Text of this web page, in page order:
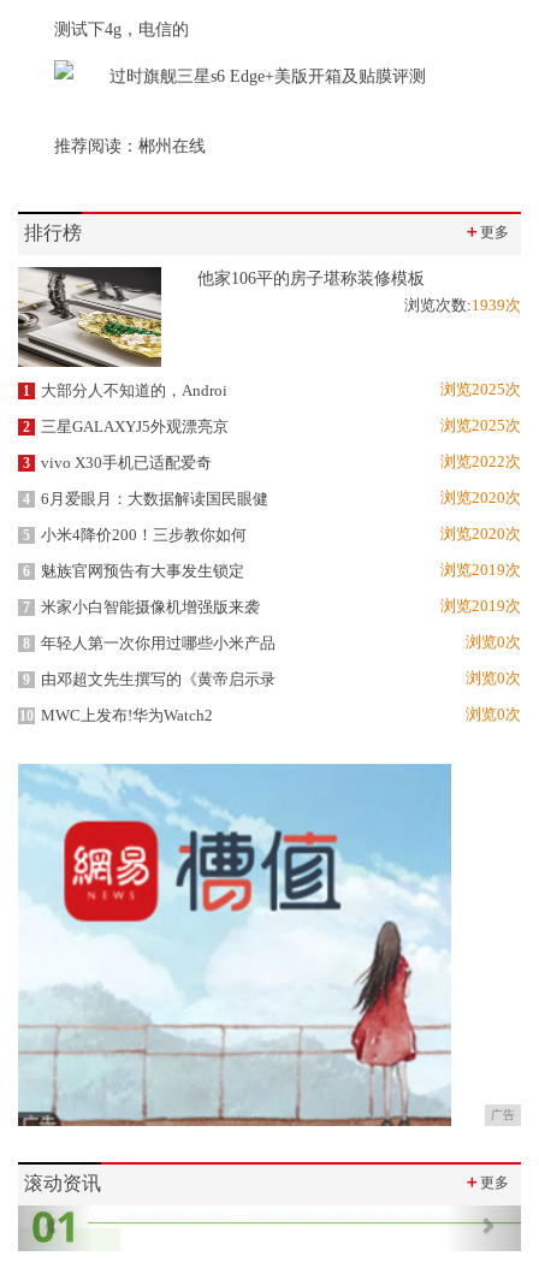
测试下4g，电信的
推荐阅读： 郴州在线
排行榜 ＋更多
他家106平的房子堪称装修模板
浏览次数:1939次
1 大部分人不知道的，Androi 浏览2025次
2 三星GALAXYJ5外观漂亮京 浏览2025次
3 vivo X30手机已适配爱奇 浏览2022次
4 6月爱眼月：大数据解读国民眼健 浏览2020次
5 小米4降价200！三步教你如何 浏览2020次
6 魅族官网预告有大事发生锁定 浏览2019次
7 米家小白智能摄像机增强版来袭 浏览2019次
8 年轻人第一次你用过哪些小米产品 浏览0次
9 由邓超文先生撰写的《黄帝启示录 浏览0次
10 MWC上发布!华为Watch2 浏览0次
广告
滚动资讯 ＋更多
Previous Next